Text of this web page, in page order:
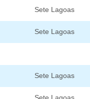
Sete Lagoas
Sete Lagoas
Sete Lagoas